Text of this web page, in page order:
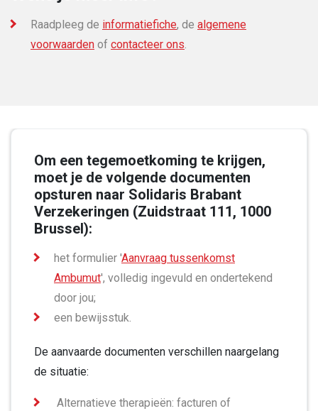
ingevulde en ondertekende verzekeringsvoorstel (met
uitzondering van de maand december), op voorwaarde dat
de (kwartaal)premie vóór de vervaldatum wordt betaald.
Raadpleeg de informatiefiche, de algemene
voorwaarden of contacteer ons.
Om een tegemoetkoming te krijgen,
moet je de volgende documenten
opsturen naar Solidaris Brabant
Verzekeringen (Zuidstraat 111, 1000
Brussel):
het formulier 'Aanvraag tussenkomst
Ambumut', volledig ingevuld en ondertekend
door jou;
een bewijsstuk.
De aanvaarde documenten verschillen naargelang
de situatie:
Alternatieve therapieën: facturen of